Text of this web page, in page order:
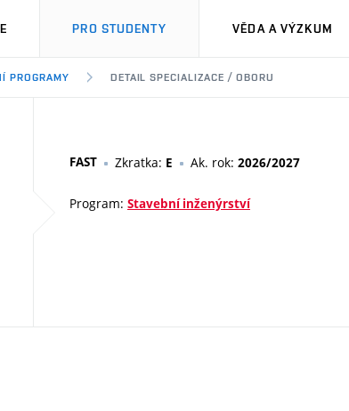
PRO STUDENTY VĚDA A VÝZKUM
PROGRAMY DETAIL SPECIALIZACE / OBORU
FAST Zkratka: E Ak. rok: 2026/2027
Program: Stavební inženýrství